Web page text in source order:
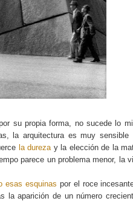
su propia forma, no sucede lo
la arquitectura es muy
la dureza y la elección de la
parece un problema menor, la
esas esquinas por el roce
aparición de un número